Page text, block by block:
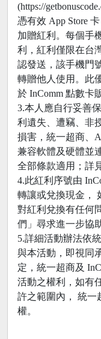
(https://
憑有效 App Store
加贈紅利。每個手
利，紅利僅限在台
認發送，該手機門
轉贈他人使用。此
於 InComm 點數卡
3.本人應自行妥善
利遺失、遭竊、非
損害，統一超商、
兼容軟體及硬體並
全部條款適用；詳見
4.此紅利序號由
轉讓或兌換現金，
對紅利兌換有任何
們」尋求進一步協
5.詳細活動辦法依
與本活動，即視同
定，統一超商及
活動之權利，如有
許之範圍內， 統一
權。